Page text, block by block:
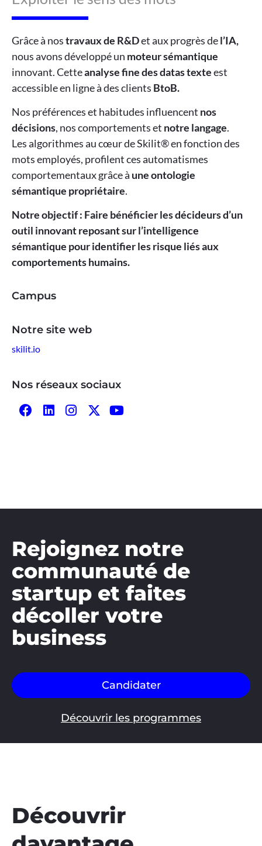
Grâce à nostravaux de R&Det aux progrès del’IA,
nous avons développé un moteur sémantique
innovant. Cetteanalyse fine des datas texteest
accessible en ligne à des clients BtoB.
Nos préférences et habitudes influencent nos
décisions, nos comportements et notre langage.
Les algorithmes au cœur de Skilit® en fonction des
mots employés, profilent ces automatismes
comportementaux grâce à une ontologie
sémantique propriétaire.
Notre objectif : Faire bénéficier les décideurs d’un
outil innovant reposant sur l’intelligence
sémantique pour identifier les risque liés aux
comportements humains.
Campus
Notre site web
skilit.io
Nos réseaux sociaux
Rejoignez notre
communauté de
startup et faites
décoller votre
business
Candidater
Découvrir les programmes
Découvrir